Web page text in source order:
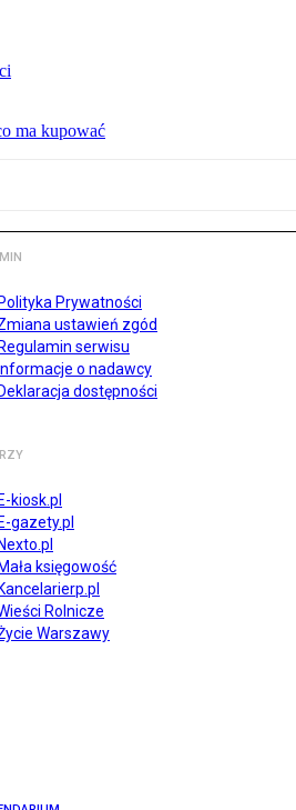
ma kupować
Polityka Prywatności
ustawień zgód
Regulamin serwisu
Informacje o nadawcy
Deklaracja dostępności
E-kiosk.pl
E-gazety.pl
Nexto.pl
Mała księgowość
Kancelarierp.pl
Rolnicze
Warszawy